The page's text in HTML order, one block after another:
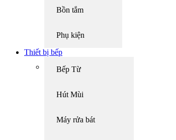
Bồn tắm
Phụ kiện
Thiết bị bếp
Bếp Từ
Hút Mùi
Máy rửa bát